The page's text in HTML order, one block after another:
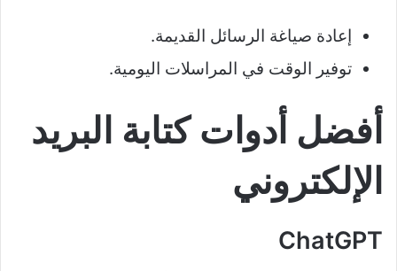
إعادة صياغة الرسائل القديمة.
توفير الوقت في المراسلات اليومية.
أفضل أدوات كتابة البريد
الإلكتروني
ChatGPT